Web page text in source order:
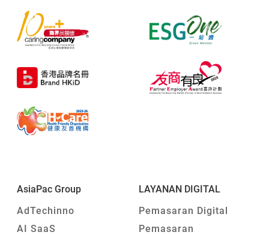
AsiaPac Group
AdTechinno
AI SaaS
LAYANAN DIGITAL
Pemasaran Digital
Pemasaran